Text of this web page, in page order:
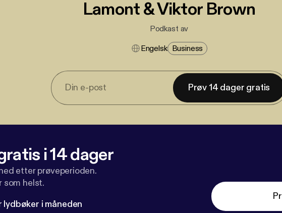
Lamont & Viktor Brown
Podkast av
Engelsk Business
Prøv 14 dager gratis
i 14 dager
etter prøveperioden.
som helst.
lydbøker i måneden